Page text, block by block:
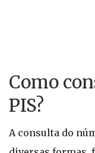
Como
PIS?
A consulta do